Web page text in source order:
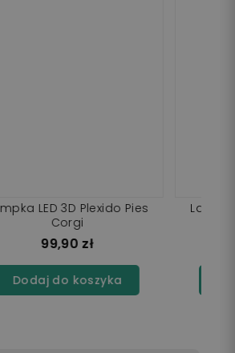
Lampka LED 3D Plexido Pies
99,90 zł
Dodaj do koszyka